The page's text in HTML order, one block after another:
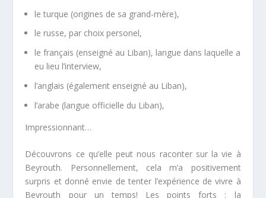
le turque (origines de sa grand-mère),
le russe, par choix personel,
le français (enseigné au Liban), langue dans laquelle a
eu lieu l’interview,
l’anglais (également enseigné au Liban),
l’arabe (langue officielle du Liban),
Impressionnant…
Découvrons ce qu’elle peut nous raconter sur la vie à
Beyrouth. Personnellement, cela m’a positivement
surpris et donné envie de tenter l’expérience de vivre à
Beyrouth pour un temps! Les points forts : la